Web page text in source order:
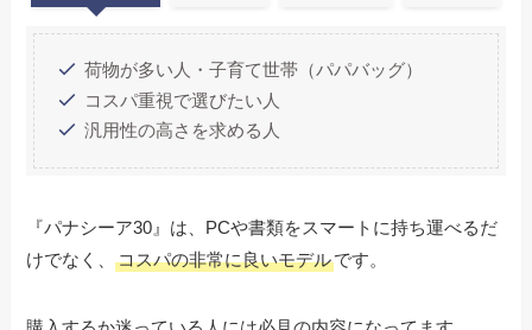
荷物が多い人・子育て世帯（パパバッグ）
コスパ重視で選びたい人
汎用性の高さを求める人
『パナシーア30』は、PCや書類をスマートに持ち運べるだ
けでなく、コスパの非常に良いモデルです。